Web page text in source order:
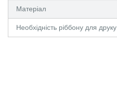
Матеріал
Необхідність ріббону для друку